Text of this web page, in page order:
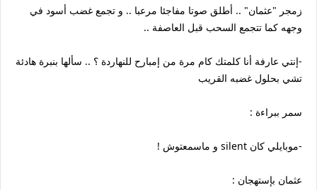
زمجر "عثمان" .. أطلق صوتا مفاجئا مرعبا .. و تجمع غضب أسود في
وجهه كما تتجمع السحب قبل العاصفة ..
-إنتي عارفة أنا كلمتك كام مرة من إمبارح للنهاردة ؟ .. سألها بنبرة هادئة
تشي بحلول غضبه القريب
سمر ببراءة :
-موبايلي كان silent و ماسمعتوش !
عثمان بإستهجان :